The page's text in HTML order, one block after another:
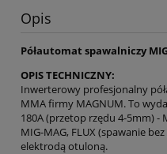
Opis
Półautomat spawalniczy
OPIS TECHNICZNY:
Inwerterowy profesjonalny
MMA firmy MAGNUM. To
180A (przetop rzędu 4-5mm) -
MIG-MAG, FLUX (spawanie
elektrodą otuloną.